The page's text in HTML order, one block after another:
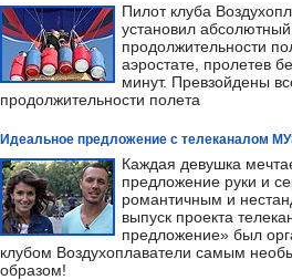
Пилот клуба
установил
продолжительности
аэростате, пролетев
минут. Превзойдены
продолжительности полета
Идеальное предложение с телеканалом
Каждая девушка
предложение руки и
романтичным и
выпуск проекта
предложение» был
клубом Воздухоплаватели самым
образом!